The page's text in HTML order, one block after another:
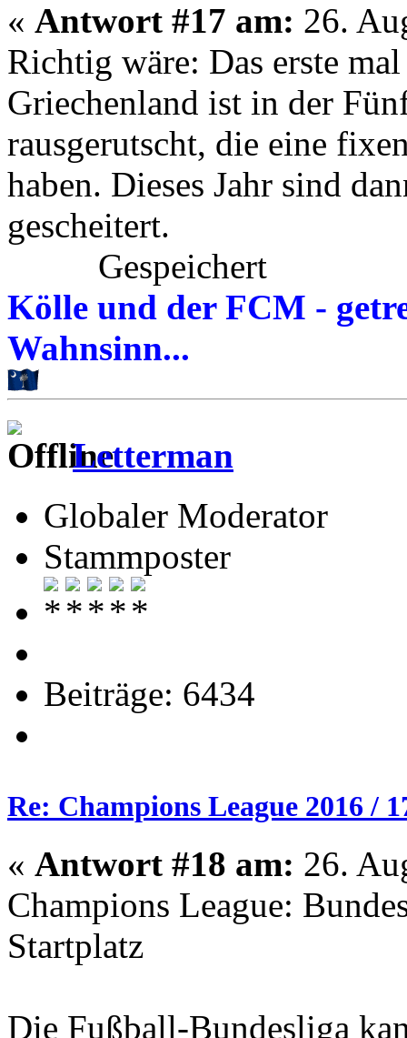
« Antwort #17 am: 26.
Richtig wäre: Das erste
Griechenland ist in der
rausgerutscht, die eine
haben. Dieses Jahr sind
gescheitert.
Gespeichert
Kölle und der FCM -
Wahnsinn...
Letterman
Globaler Moderator
Stammposter
Beiträge: 6434
Re: Champions League 2016 /
« Antwort #18 am: 26.
Champions League:
Startplatz
Die Fußball-Bundesliga